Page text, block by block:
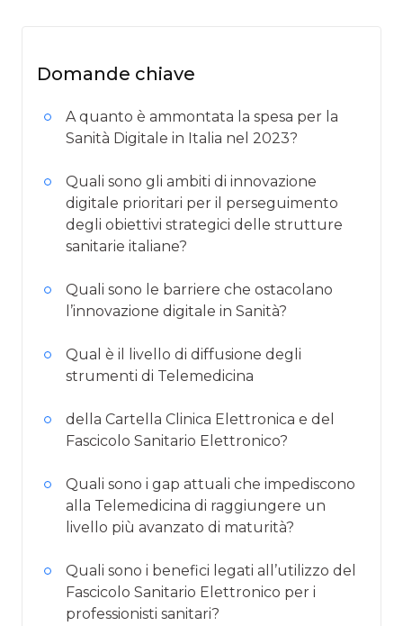
Domande chiave
A quanto è ammontata la spesa per la
Sanità Digitale in Italia nel 2023?
Quali sono gli ambiti di innovazione
digitale prioritari per il perseguimento
degli obiettivi strategici delle strutture
sanitarie italiane?
Quali sono le barriere che ostacolano
l’innovazione digitale in Sanità?
Qual è il livello di diffusione degli
strumenti di Telemedicina
della Cartella Clinica Elettronica e del
Fascicolo Sanitario Elettronico?
Quali sono i gap attuali che impediscono
alla Telemedicina di raggiungere un
livello più avanzato di maturità?
Quali sono i benefici legati all’utilizzo del
Fascicolo Sanitario Elettronico per i
professionisti sanitari?